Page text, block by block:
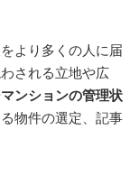
より多くの人に届
される立地や広
マンションの管理状
物件の選定、記事